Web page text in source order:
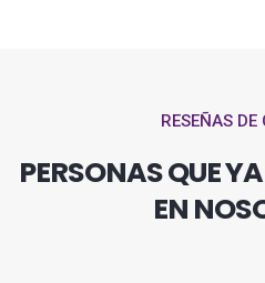
RESEÑAS DE
PERSONAS QUE
EN